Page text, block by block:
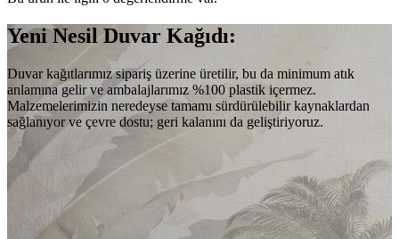
Yeni Nesil Duvar Kağıdı:
Duvar kağıtlarımız sipariş üzerine üretilir, bu da minimum atık
anlamına gelir ve ambalajlarımız %100 plastik içermez.
Malzemelerimizin neredeyse tamamı sürdürülebilir kaynaklardan
sağlanıyor ve çevre dostu; geri kalanını da geliştiriyoruz.